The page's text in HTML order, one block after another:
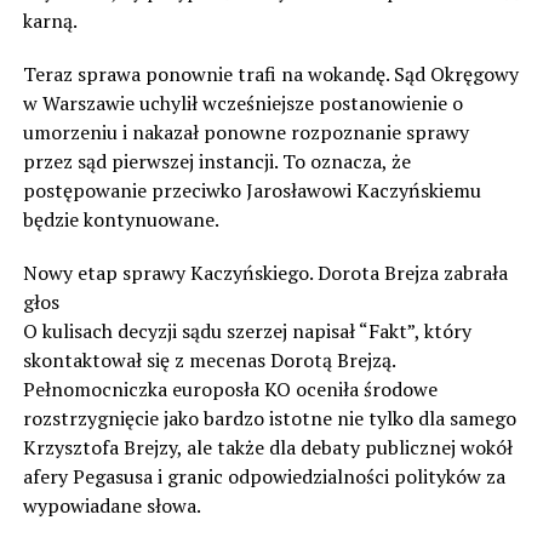
karną.
Teraz sprawa ponownie trafi na wokandę. Sąd Okręgowy
w Warszawie uchylił wcześniejsze postanowienie o
umorzeniu i nakazał ponowne rozpoznanie sprawy
przez sąd pierwszej instancji. To oznacza, że
postępowanie przeciwko Jarosławowi Kaczyńskiemu
będzie kontynuowane.
Nowy etap sprawy Kaczyńskiego. Dorota Brejza zabrała
głos
O kulisach decyzji sądu szerzej napisał “Fakt”, który
skontaktował się z mecenas Dorotą Brejzą.
Pełnomocniczka europosła KO oceniła środowe
rozstrzygnięcie jako bardzo istotne nie tylko dla samego
Krzysztofa Brejzy, ale także dla debaty publicznej wokół
afery Pegasusa i granic odpowiedzialności polityków za
wypowiadane słowa.